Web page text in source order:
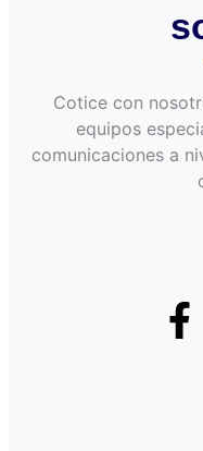
Cotice con
equipos
comunicaciones a